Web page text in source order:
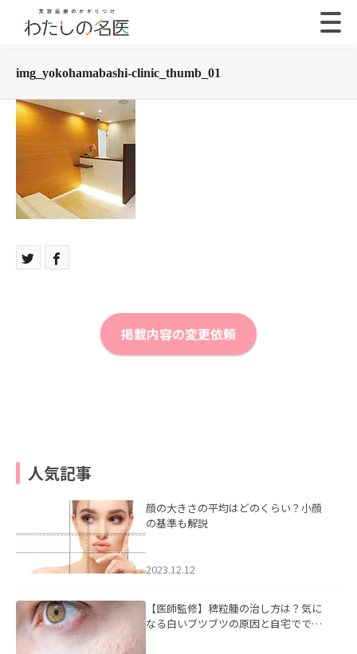
img_yokohamabashi-clinic_thumb_01
掲載内容の変更依頼
人気記事
顔の大きさの平均はどのくらい？小顔
の基準も解説
2023.12.12
【医師監修】稗粒腫の治し方は？気に
なる白いブツブツの原因と自宅ででき